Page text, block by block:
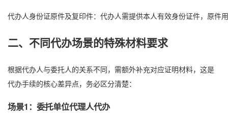
代办人身份证原件及复印件：代办人需提供本人有效身份证件，原件
二、不同代办场景的特殊材料要求
根据代办人与委托人的关系不同，需额外补充对应证明材料，这是
代办手续的核心差异点，务必区分清楚：
场景1：委托单位代理人代办